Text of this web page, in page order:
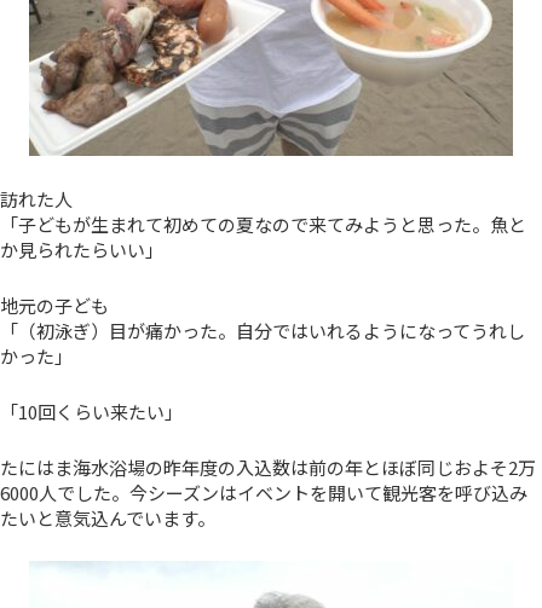
訪れた人
「子どもが生まれて初めての夏なので来てみようと思った。魚と
か見られたらいい」
地元の子ども
「（初泳ぎ）目が痛かった。自分ではいれるようになってうれし
かった」
「10回くらい来たい」
たにはま海水浴場の昨年度の入込数は前の年とほぼ同じおよそ2万
6000人でした。今シーズンはイベントを開いて観光客を呼び込み
たいと意気込んでいます。